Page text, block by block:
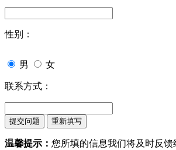
性别：
男 女
联系方式：
温馨提示： 您所填的信息我们将及时反